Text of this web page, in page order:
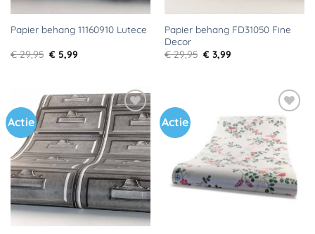
Papier behang 11160910 Lutece
€29,95 Oorspronkelijke
prijs
€ 5,99Huidige
Papier behang FD31050 Fine
Decor
€29,95 Oorspronkelijke
prijs
€ 3,99Huidige
Actie
Toevoegen
aan
verlanglijst
Actie
Toevoegen
aan
verlanglijst